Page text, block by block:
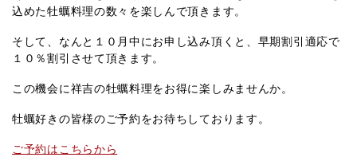
込めた牡蠣料理の数々を楽しんで頂きます。
そして、なんと１０月中にお申し込み頂くと、早期割引適応で
１０％割引させて頂きます。
この機会に祥吉の牡蠣料理をお得に楽しみませんか。
牡蠣好きの皆様のご予約をお待ちしております。
ご予約はこちらから